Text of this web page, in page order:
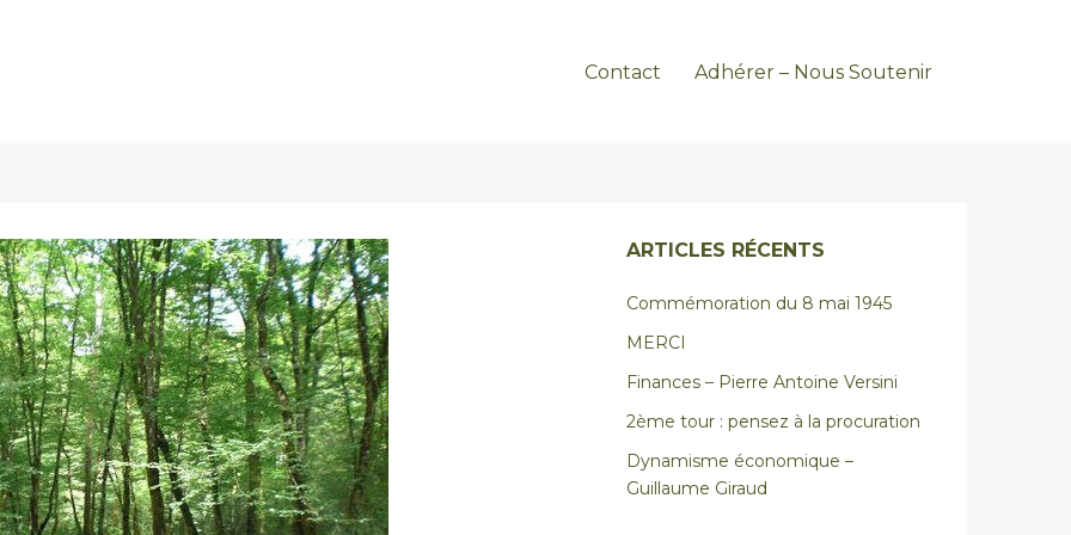
Contact Adhérer – Nous Soutenir
ARTICLES RÉCENTS
Commémoration du 8 mai 1945
MERCI
Finances – Pierre Antoine Versini
2ème tour : pensez à la procuration
Dynamisme économique –
Guillaume Giraud